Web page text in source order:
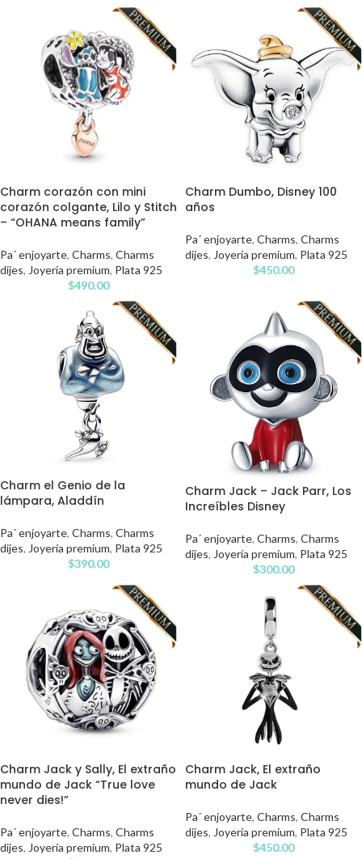
Charm corazón con mini
corazón colgante, Lilo y Stitch
– “OHANA means family”
Pa´ enjoyarte, Charms, Charms
dijes, Joyería premium, Plata 925
$490.00
Charm Dumbo, Disney 100
años
Pa´ enjoyarte, Charms, Charms
dijes, Joyería premium, Plata 925
$450.00
Charm el Genio de la
lámpara, Aladdín
Pa´ enjoyarte, Charms, Charms
dijes, Joyería premium, Plata 925
$390.00
Charm Jack – Jack Parr, Los
Increíbles Disney
Pa´ enjoyarte, Charms, Charms
dijes, Joyería premium, Plata 925
$300.00
Charm Jack y Sally, El extraño
mundo de Jack “True love
never dies!”
Pa´ enjoyarte, Charms, Charms
dijes, Joyería premium, Plata 925
Charm Jack, El extraño
mundo de Jack
Pa´ enjoyarte, Charms, Charms
dijes, Joyería premium, Plata 925
$450.00